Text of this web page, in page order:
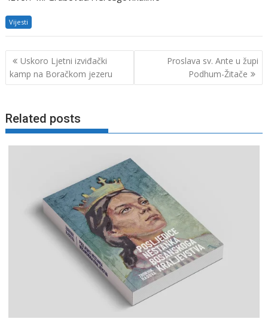
Vijesti
Navigacija
objava
Uskoro Ljetni izviđački
kamp na Boračkom jezeru
Proslava sv. Ante u župi
Podhum-Žitače
Related posts